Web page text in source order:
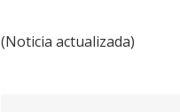
(Noticia actualizada)